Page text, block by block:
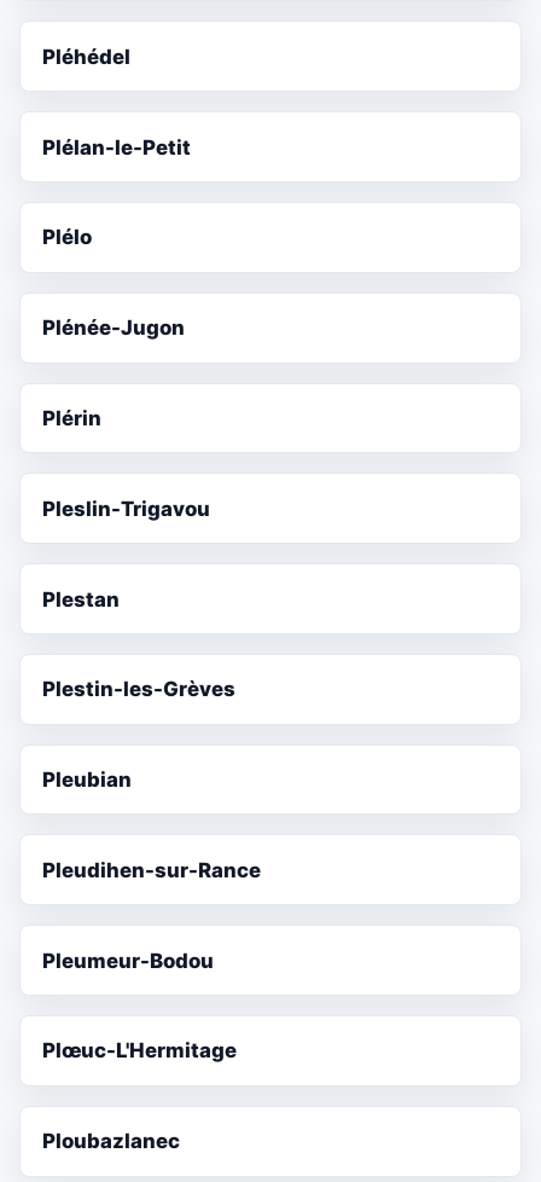
Pléhédel
Plélan-le-Petit
Plélo
Plénée-Jugon
Plérin
Pleslin-Trigavou
Plestan
Plestin-les-Grèves
Pleubian
Pleudihen-sur-Rance
Pleumeur-Bodou
Plœuc-L'Hermitage
Ploubazlanec